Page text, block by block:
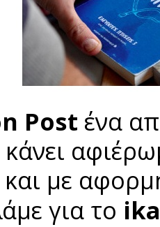
Post ένα
και με
για το